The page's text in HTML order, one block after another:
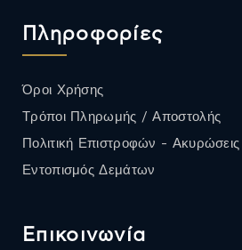
Πληροφορίες
Όροι Χρήσης
Τρόποι Πληρωμής / Αποστολής
Πολιτική Επιστροφών - Ακυρώσεις
Εντοπισμός Δεμάτων
Επικοινωνία